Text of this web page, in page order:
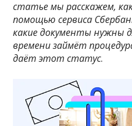
статье мы расскажем,
помощью сервиса
какие документы нужны
времени займёт
даёт этот статус.